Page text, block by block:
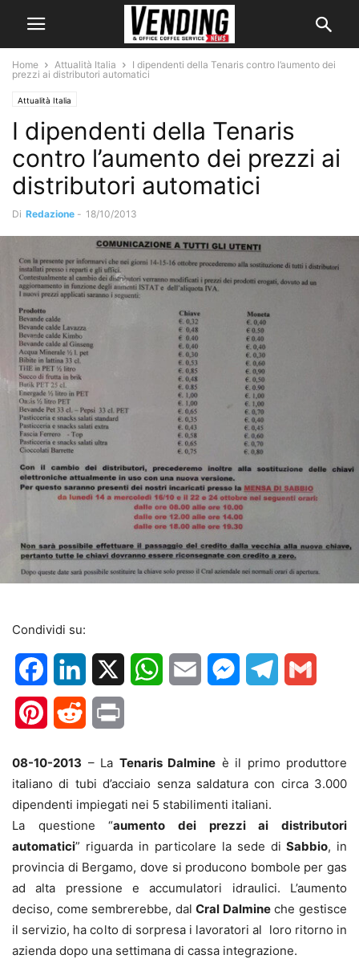
Home Attualità Italia
I dipendenti della Tenaris contro l’aumento dei
prezzi ai distributori automatici
Attualità Italia
I dipendenti della Tenaris
contro l’aumento dei prezzi ai
distributori automatici
Di Redazione - 18/10/2013
Condividi su:
FacebookLinkedIn WhatsApp
Email MessengerTelegram
PinterestReddit
08-10-2013 – La Tenaris Dalmine è il primo produttore
italiano di tubi d’acciaio senza saldatura con circa 3.000
dipendenti impiegati nei 5 stabilimenti italiani.
La questione “aumento dei prezzi ai distributori
automatici” riguarda in particolare la sede di Sabbio, in
provincia di Bergamo, dove si producono bombole per gas
ad alta pressione e accumulatori idraulici. L’aumento
deciso, come sembrerebbe, dalCral Dalmineche gestisce
il servizio, ha colto di sorpresa i lavoratori al loro ritorno in
azienda dopo una settimana di cassa integrazione.